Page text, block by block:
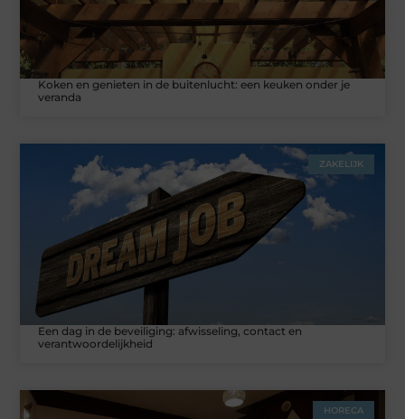
Koken en genieten in de buitenlucht: een keuken onder je
veranda
ZAKELIJK
Een dag in de beveiliging: afwisseling, contact en
verantwoordelijkheid
HORECA